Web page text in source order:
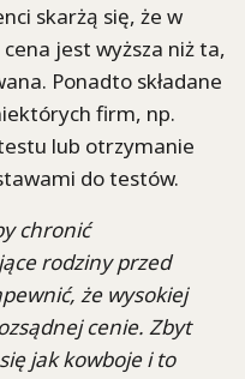
skarżą się, że w
jest wyższa niż ta,
Ponadto składane
firm, np.
lub otrzymanie
do testów.
chronić
rodziny przed
że wysokiej
cenie. Zbyt
jak kowboje i to